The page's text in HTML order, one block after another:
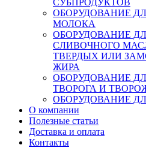
СУБПРОДУКТОВ
ОБОРУДОВАНИЕ
МОЛОКА
ОБОРУДОВАНИЕ
СЛИВОЧНОГО
ТВЕРДЫХ ИЛИ
ЖИРА
ОБОРУДОВАНИЕ
ТВОРОГА И
ОБОРУДОВАНИЕ
О компании
Полезные статьи
Доставка и оплата
Контакты